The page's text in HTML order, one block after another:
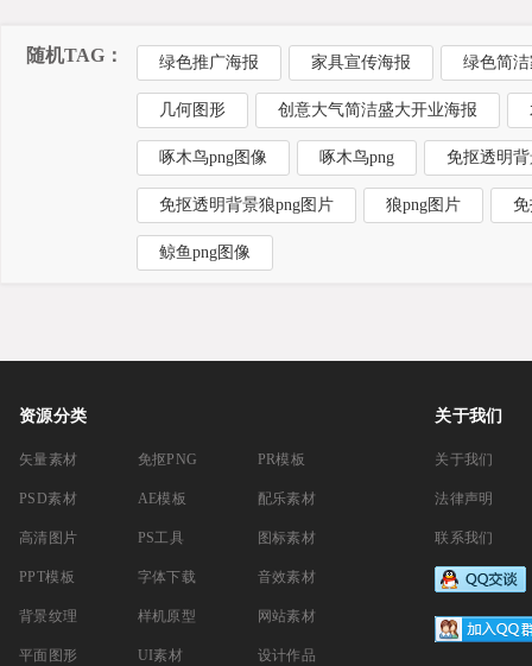
随机TAG： 绿色推广海报 家具宣传海报 绿色简
几何图形 创意大气简洁盛大开业海报
啄木鸟png图像 啄木鸟png 免抠透明
免抠透明背景狼png图片 狼png图片
鲸鱼png图像
资源分类
矢量素材
PSD素材
高清图片
PPT模板
背景纹理
平面图形
免抠PNG
AE模板
PS工具
字体下载
样机原型
UI素材
PR模板
配乐素材
图标素材
音效素材
网站素材
设计作品
关于我们
关于我们
法律声明
联系我们